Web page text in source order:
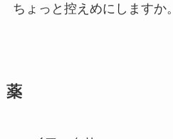
ちょっと控えめにしますか。
薬